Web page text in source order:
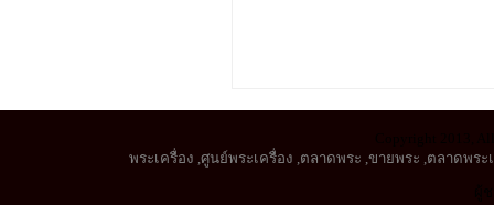
พระเครื่อง ,ศูนย์พระเครื่อง ,ตลาดพระ ,ขายพระ ,ตลาดพระ